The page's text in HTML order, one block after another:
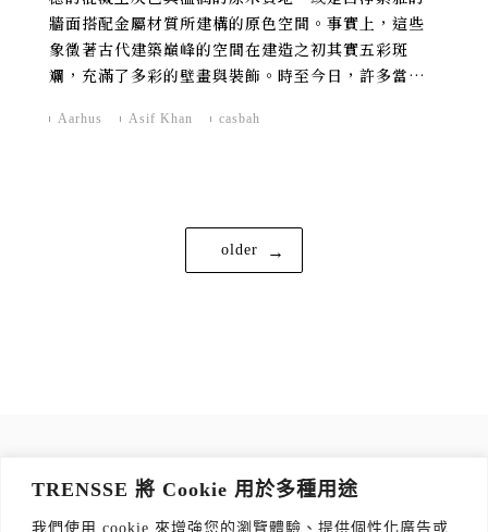
TRENSSE 將 Cookie 用於多種用途
我們使用 cookie 來增強您的瀏覽體驗、提供個性化廣告或
牆面搭配金屬材質所建構的原色空間。事實上，這些
象徵著古代建築巔峰的空間在建造之初其實五彩斑
斕，充滿了多彩的壁畫與裝飾。時至今日，許多當代
造出充滿故事性與情緒張力、有別於「冷靜」的現代
Aarhus Asif Khan casbah
older
讀出你的品味，每週獲取質感生活 Tips！